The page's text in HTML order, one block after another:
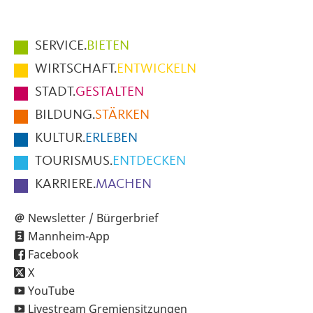
Hauptmenüpunkte
im
Fußbereich
der
Seite
SERVICE.BIETEN
WIRTSCHAFT.ENTWICKELN
STADT.GESTALTEN
BILDUNG.STÄRKEN
KULTUR.ERLEBEN
TOURISMUS.ENTDECKEN
KARRIERE.MACHEN
Newsletter / Bürgerbrief
Mannheim-App
Facebook
X
YouTube
Livestream Gremiensitzungen